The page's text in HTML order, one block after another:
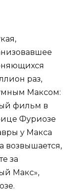
раз,
Максом:
фильм в
Фуриозе
у Макса
возвышается,
за
Макс»,